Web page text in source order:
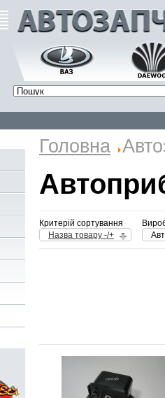
Головна
Критерій сортування
Назва товару -/+